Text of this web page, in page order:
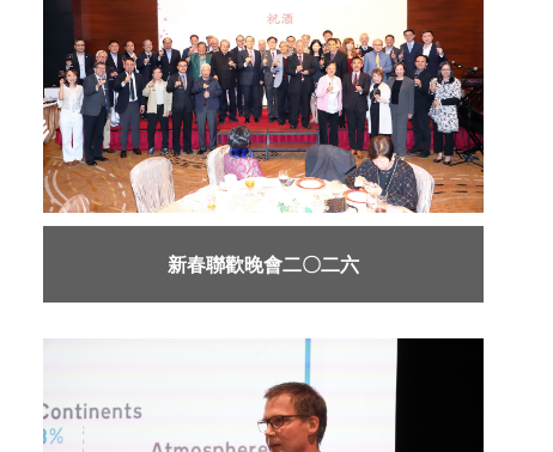
新春聯歡晚會二〇二六